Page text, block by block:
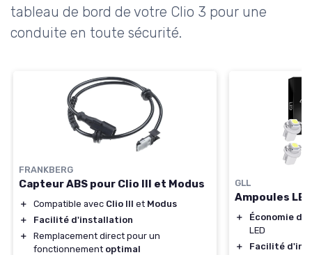
tableau de bord de votre Clio 3 pour une
conduite en toute sécurité.
FRANKBERG
Capteur ABS pour Clio III et Modus
＋ Compatible avec Clio III et Modus
＋
Facilité d'installation
＋
Remplacement direct pour un
fonctionnement optimal
GLL
Ampoules
＋
Économie
LED
＋
Facilité